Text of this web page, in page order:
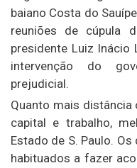
baiano Costa do
reuniões de cúpula
presidente Luiz Inácio
intervenção do
prejudicial.
Quanto mais
capital e trabalho,
Estado de S. Paulo.
habituados a fazer